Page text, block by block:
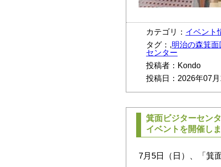
カテゴリ： イベント
タグ：,明治の森箕
センター
投稿者：Kondo
投稿日：2026年07
箕面ビジターセン
イベントを開催し
7月5日（日）、「箕